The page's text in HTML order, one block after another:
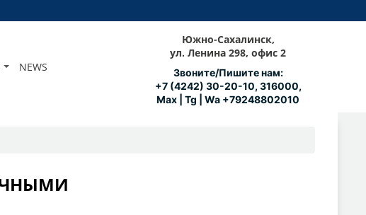
NEWS
Южно-Сахалинск,
ул. Ленина 298, офис 2
Звоните/Пишите нам:
+7 (4242) 30-20-10, 316000,
Max | Tg | Wa +79248802010